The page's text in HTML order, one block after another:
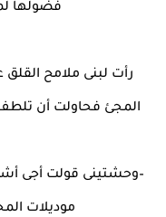
فضولها
رأت لبنى ملامح القلق
المجئ فحاولت أن
–وحشتينى قولت أجى
موديلات